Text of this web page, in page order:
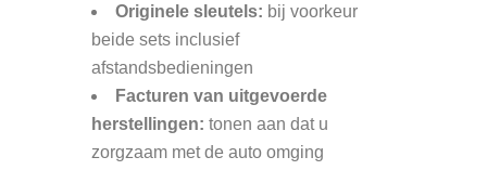
Originele sleutels: bij voorkeur
beide sets inclusief
afstandsbedieningen
Facturen van uitgevoerde
herstellingen: tonen aan dat u
zorgzaam met de auto omging